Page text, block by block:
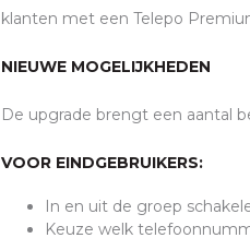
klanten met een Telepo
NIEUWE MOGELIJKHEDEN
De upgrade brengt een aantal
VOOR EINDGEBRUIKERS:
In en uit de groep
Keuze welk